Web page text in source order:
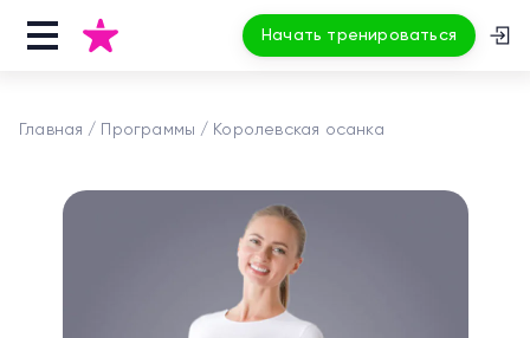
Начать тренироваться
Главная Программы Королевская осанка